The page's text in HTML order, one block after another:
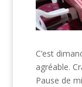
C’est
agréable.
Pause de